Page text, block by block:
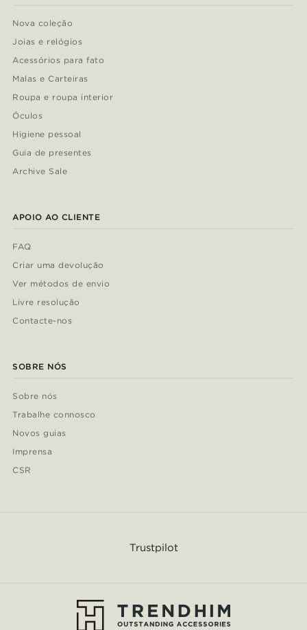
Nova coleção
Joias e relógios
Acessórios para fato
Malas e Carteiras
Roupa e roupa interior
Óculos
Higiene pessoal
Guia de presentes
Archive Sale
APOIO AO CLIENTE
FAQ
Criar uma devolução
Ver métodos de envio
Livre resolução
Contacte-nos
SOBRE NÓS
Sobre nós
Trabalhe connosco
Novos guias
Imprensa
CSR
Trustpilot